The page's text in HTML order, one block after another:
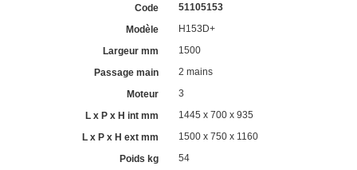
51105153
H153D+
1500
2 mains
3
1445 x 700 x 935
1500 x 750 x 1160
54